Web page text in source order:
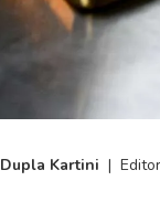
Dupla Kartini |